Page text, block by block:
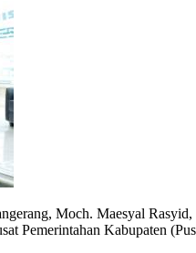
Moch. Maesyal
Pemerintahan Kabupaten